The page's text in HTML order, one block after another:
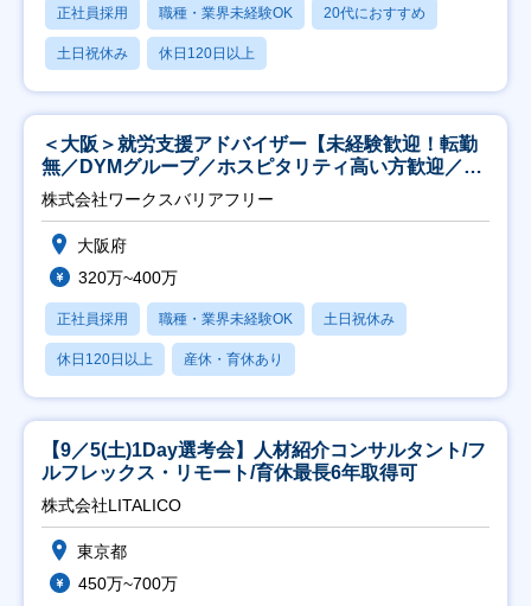
正社員採用 職種・業界未経験OK 20代におすすめ
土日祝休み 休日120日以上
＜大阪＞就労支援アドバイザー【未経験歓迎！転勤
無／DYMグループ／ホスピタリティ高い方歓迎／土
日祝】
株式会社ワークスバリアフリー
大阪府
320万~400万
正社員採用 職種・業界未経験OK 土日祝休み
休日120日以上 産休・育休あり
【9／5(土)1Day選考会】人材紹介コンサルタント/フ
ルフレックス・リモート/育休最長6年取得可
株式会社LITALICO
東京都
450万~700万